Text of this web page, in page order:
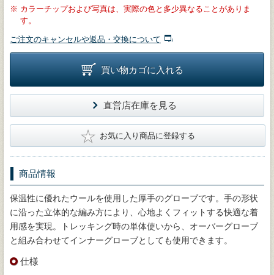
※ カラーチップおよび写真は、実際の色と多少異なることがありま
す。
ご注文のキャンセルや返品・交換について
買い物カゴに入れる
直営店在庫を見る
★ お気に入り商品に登録する
商品情報
保温性に優れたウールを使用した厚手のグローブです。手の形状
に沿った立体的な編み方により、心地よくフィットする快適な着
用感を実現。トレッキング時の単体使いから、オーバーグローブ
と組み合わせてインナーグローブとしても使用できます。
仕様